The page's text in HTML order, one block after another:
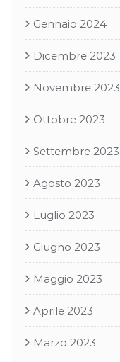
Gennaio 2024
Dicembre 2023
Novembre 2023
Ottobre 2023
Settembre 2023
Agosto 2023
Luglio 2023
Giugno 2023
Maggio 2023
Aprile 2023
Marzo 2023